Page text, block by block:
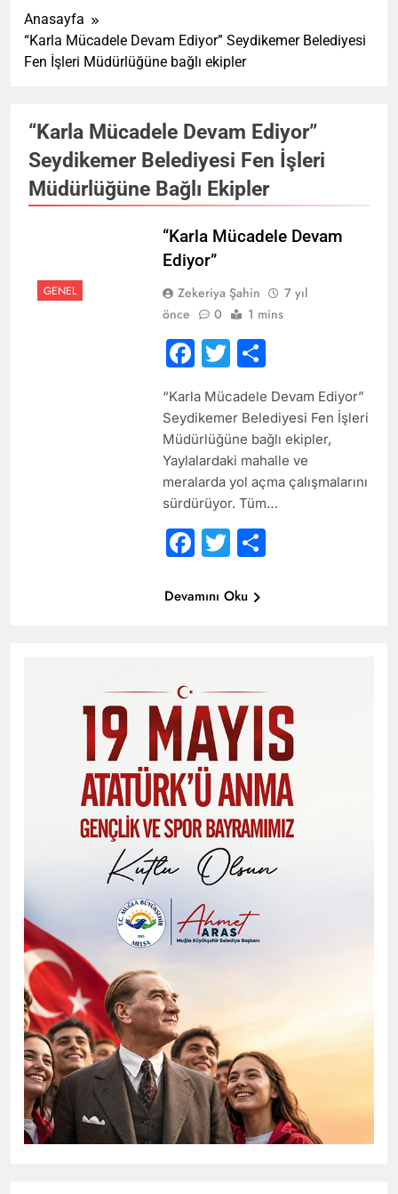
Anasayfa
“Karla Mücadele Devam Ediyor” Seydikemer Belediyesi
Fen İşleri Müdürlüğüne bağlı ekipler
“Karla Mücadele Devam Ediyor”
Seydikemer Belediyesi Fen İşleri
Müdürlüğüne Bağlı Ekipler
GENEL
“Karla Mücadele Devam
Ediyor”
Zekeriya Şahin
7 yıl
önce
0 1 mins
Facebook
Twitter
Share
“Karla Mücadele Devam Ediyor”
Seydikemer Belediyesi Fen İşleri
Müdürlüğüne bağlı ekipler,
Yaylalardaki mahalle ve
meralarda yol açma çalışmalarını
sürdürüyor. Tüm…
Facebook
Twitter
Share
Devamını Oku